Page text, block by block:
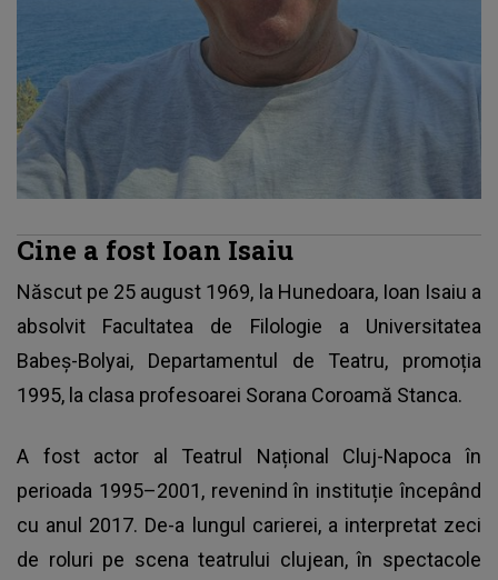
Cine a fost Ioan Isaiu
Născut pe 25 august 1969, la Hunedoara, Ioan Isaiu a
absolvit Facultatea de Filologie a Universitatea
Babeș-Bolyai, Departamentul de Teatru, promoția
1995, la clasa profesoarei Sorana Coroamă Stanca.
A fost actor al Teatrul Național Cluj-Napoca în
perioada 1995–2001, revenind în instituție începând
cu anul 2017. De-a lungul carierei, a interpretat zeci
de roluri pe scena teatrului clujean, în spectacole